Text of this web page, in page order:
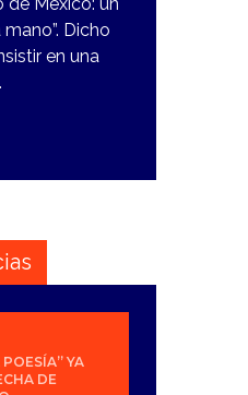
Dicho
en una
POESÍA” YA
DE